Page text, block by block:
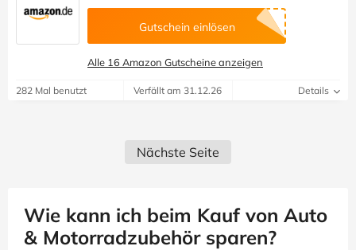
Gutschein einlösen
Alle 16 Amazon Gutscheine anzeigen
282 Mal benutzt Verfällt am 31.12.26 Details
Nächste Seite
Wie kann ich beim Kauf von Auto
& Motorradzubehör sparen?